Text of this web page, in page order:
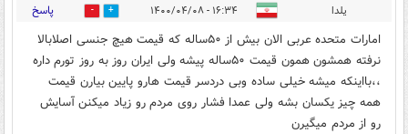
یلدا ۱۶:۳۴ - ۱۴۰۰/۰۴/۰۸ 0 پاسخ
امارات متحده عربی الان بیش از ۵۰ساله که قیمت هیچ جنسی اصلابالا
نرفته همشون همون قیمت ۵۰ساله پیشه ولی ایران روز به روز تورم داره
،،بااینکه میشه خیلی ساده وبی دردسر قیمت هارو پایین بیارن قیمت
همه چیز یکسان بشه ولی عمدا فشار روی مردم رو زیاد میکنن آسایش
رو از مردم میگیرن